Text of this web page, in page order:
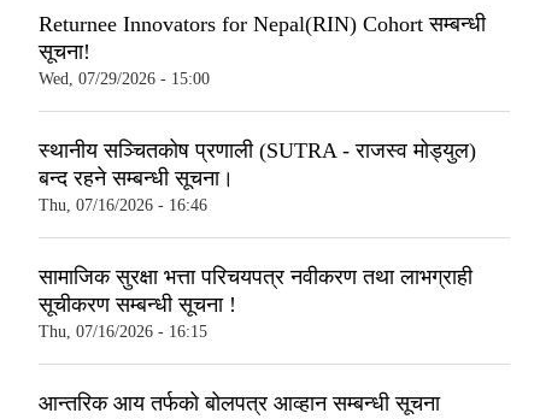
Returnee Innovators for Nepal(RIN) Cohort सम्बन्धी
सूचना!
Wed, 07/29/2026 - 15:00
स्थानीय सञ्चितकोष प्रणाली (SUTRA - राजस्व मोड्युल)
बन्द रहने सम्बन्धी सूचना।
Thu, 07/16/2026 - 16:46
सामाजिक सुरक्षा भत्ता परिचयपत्र नवीकरण तथा लाभग्राही
सूचीकरण सम्बन्धी सूचना !
Thu, 07/16/2026 - 16:15
आन्तरिक आय तर्फको बोलपत्र आव्हान सम्बन्धी सूचना